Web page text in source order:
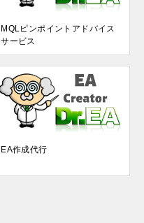
MQLピンポイントアドバイス
サービス
EA作成代行